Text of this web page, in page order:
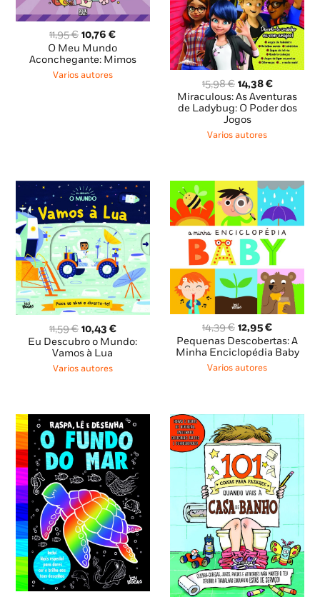
11,95€ O
preço
original
era:
10,76€O
preço
atual
O Meu Mundo
Aconchegante: Mimos
Varios autores
15,98€ O
preço
original
era:
15,98 €.
14,38€O
preço
atual
Miraculous: As Aventuras
de Ladybug: O Poder dos
Jogos
Varios autores
11,59€ O
preço
original
era:
10,43 €O
preço
Eu Descubro o Mundo:
Vamos à Lua
Varios autores
14,39€ O
preço
original
era:
12,95€O
preço
atual
Pequenas Descobertas: A
Minha Enciclopédia Baby
Varios autores